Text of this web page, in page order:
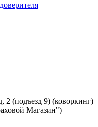
2 (подъезд 9) (коворкинг)
Магазин")